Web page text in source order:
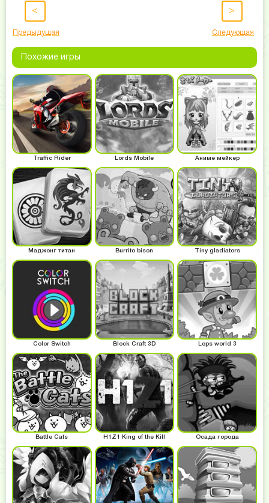
<
Предыдущая
>
Следующая
Похожие игры
Traffic Rider Lords Mobile Аниме мейкер
Маджонг титан Burrito bison Tiny gladiators
Color Switch Block Craft 3D Leps world 3
Battle Cats H1Z1 King of the Kill Осада города